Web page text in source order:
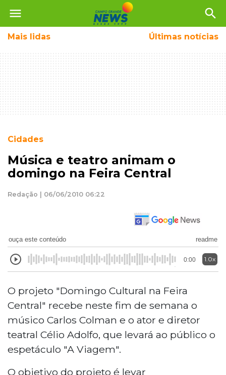
menu search
Mais lidas Últimas notícias
Cidades
Música e teatro animam o
domingo na Feira Central
Redação | 06/06/2010 06:22
ouça este conteúdo readme
0:00 1.0x
O projeto "Domingo Cultural na Feira
Central" recebe neste fim de semana o
músico Carlos Colman e o ator e diretor
teatral Célio Adolfo, que levará ao público o
espetáculo "A Viagem".
O objetivo do projeto é levar